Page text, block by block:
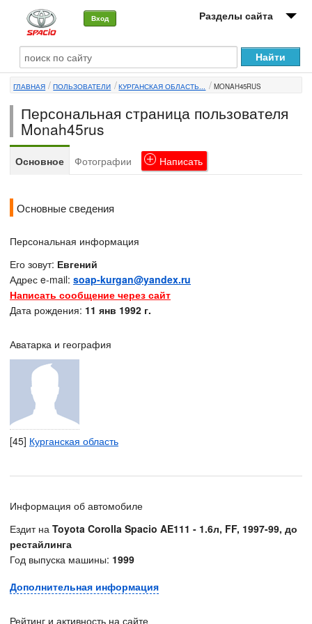
Вход Разделы сайта
О машине
Автоклуб
Форумы
Сервисы и услуги
ГЛАВНАЯ ПОЛЬЗОВАТЕЛИ КУРГАНСКАЯ ОБЛАСТЬ... MONAH45RUS
Персональная страница пользователя
Monah45rus
Основное Фотографии Написать
Основные сведения
Персональная информация
Его зовут: Евгений
Адрес e-mail: soap-kurgan@yandex.ru
Написать сообщение через сайт
Дата рождения: 11 янв 1992 г.
Аватарка и география
[45] Курганская область
Информация об автомобиле
Ездит на Toyota Corolla Spacio AE111 - 1.6л, FF, 1997-99, до
рестайлинга
Год выпуска машины: 1999
Дополнительная информация
Рейтинг и активность на сайте